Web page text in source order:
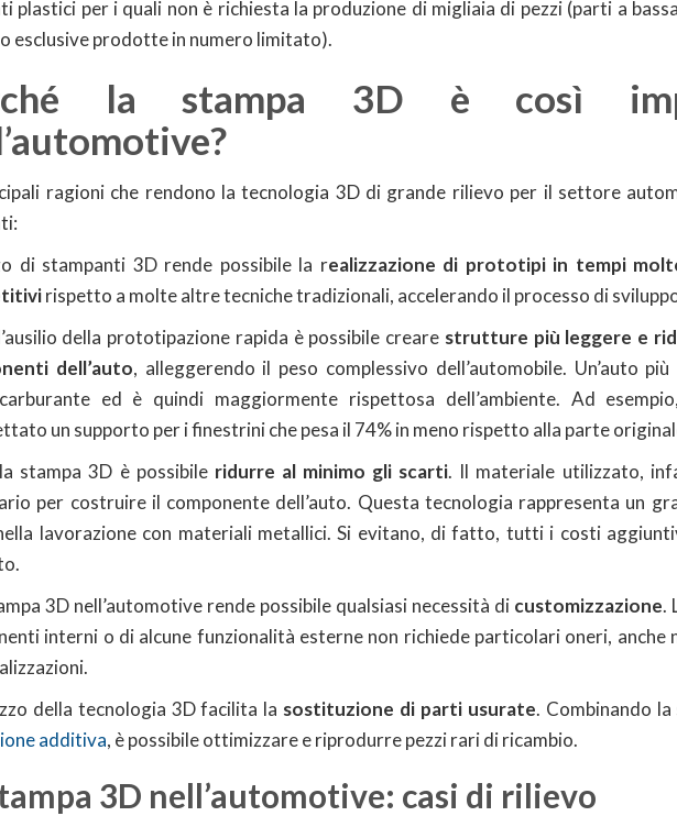
plastici per i quali non è richiesta la produzione di migliaia di pezzi (parti a
esclusive prodotte in numero limitato).
la stampa 3D è così
ragioni che rendono la tecnologia 3D di grande rilievo per il settore
di stampanti 3D rende possibile la realizzazione di prototipi in tempi
rispetto a molte altre tecniche tradizionali, accelerando il processo di
della prototipazione rapida è possibile creare strutture più leggere e
dell’auto, alleggerendo il peso complessivo dell’automobile. Un’auto
ed è quindi maggiormente rispettosa dell’ambiente. Ad
un supporto per i finestrini che pesa il 74% in meno rispetto alla parte
stampa 3D è possibile ridurre al minimo gli scarti. Il materiale utilizzato,
per costruire il componente dell’auto. Questa tecnologia rappresenta un
lavorazione con materiali metallici. Si evitano, di fatto, tutti i costi
3D nell’automotive rende possibile qualsiasi necessità di customizzazione.
interni o di alcune funzionalità esterne non richiede particolari oneri, anche
della tecnologia 3D facilita la sostituzione di parti usurate. Combinando la
additiva, è possibile ottimizzare e riprodurre pezzi rari di ricambio.
3D nell’automotive: casi di rilievo